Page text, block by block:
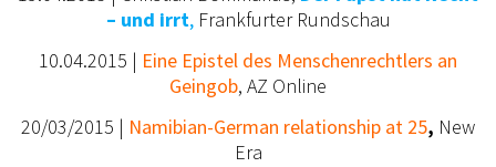
– und irrt,Frankfurter Rundschau
10.04.2015 | Eine Epistel des Menschenrechtlers an
Geingob, AZ Online
20/03/2015 | Namibian-German relationship at 25, New
Era